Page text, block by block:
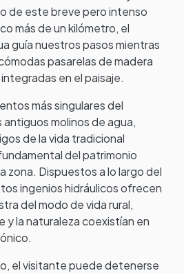
de este breve pero intenso
más de un kilómetro, el
guía nuestros pasos mientras
pasarelas de madera
en el paisaje.
más singulares del
molinos de agua,
de la vida tradicional
del patrimonio
zona. Dispuestos a lo largo del
ingenios hidráulicos ofrecen
del modo de vida rural,
y la naturaleza coexistían en
el visitante puede detenerse